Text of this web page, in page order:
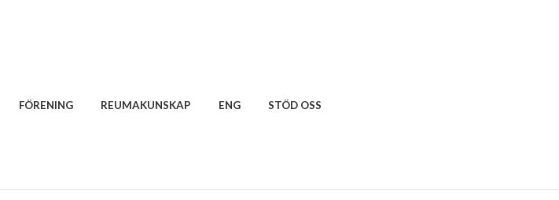
FÖRENING REUMAKUNSKAP ENG STÖD OSS